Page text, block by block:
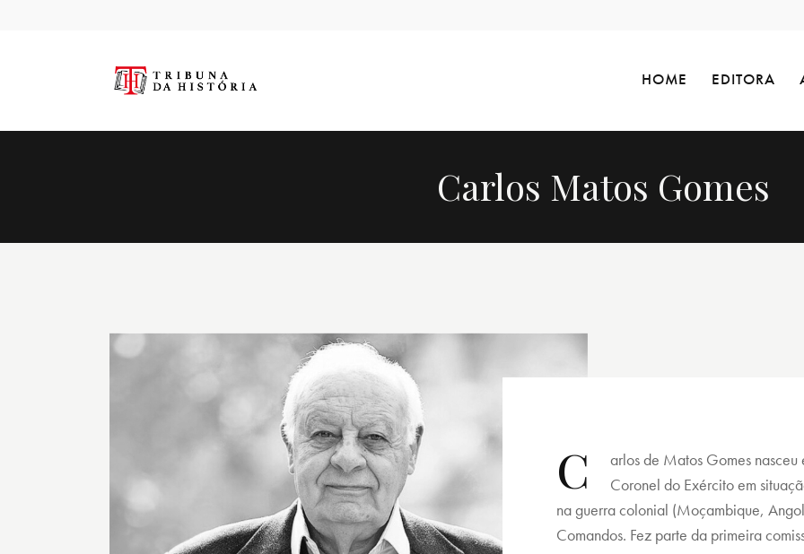
HOME EDITORA
Carlos Matos Gomes
C
arlos de Matos Gomes
Coronel do Exército em
na guerra colonial (Moçambique,
Comandos. Fez parte da primeira